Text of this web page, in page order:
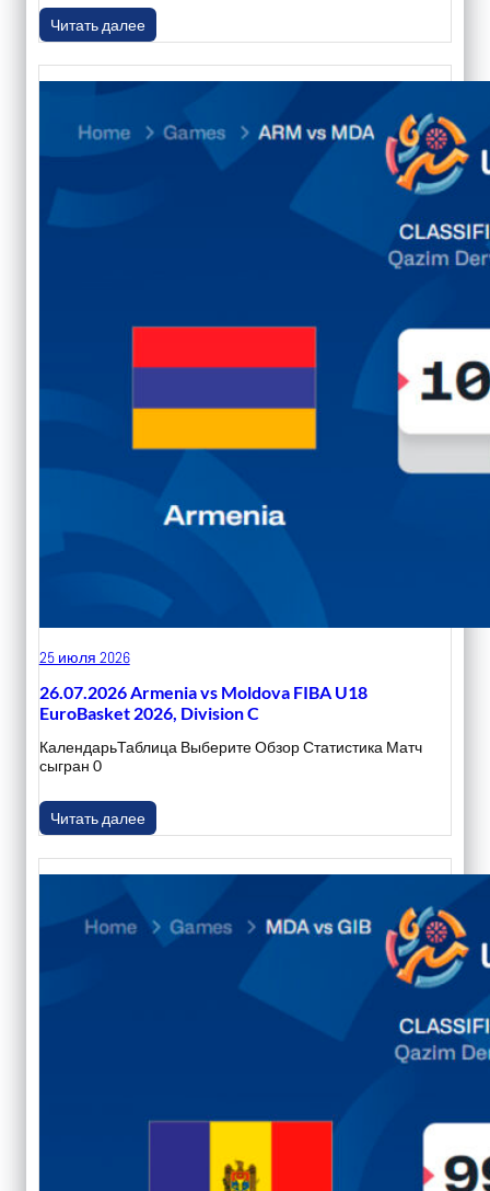
Читать далее
25 июля 2026
26.07.2026 Armenia vs Moldova FIBA U18
EuroBasket 2026, Division C
КалендарьТаблица Выберите Обзор Статистика Матч
сыгран 0
Читать далее